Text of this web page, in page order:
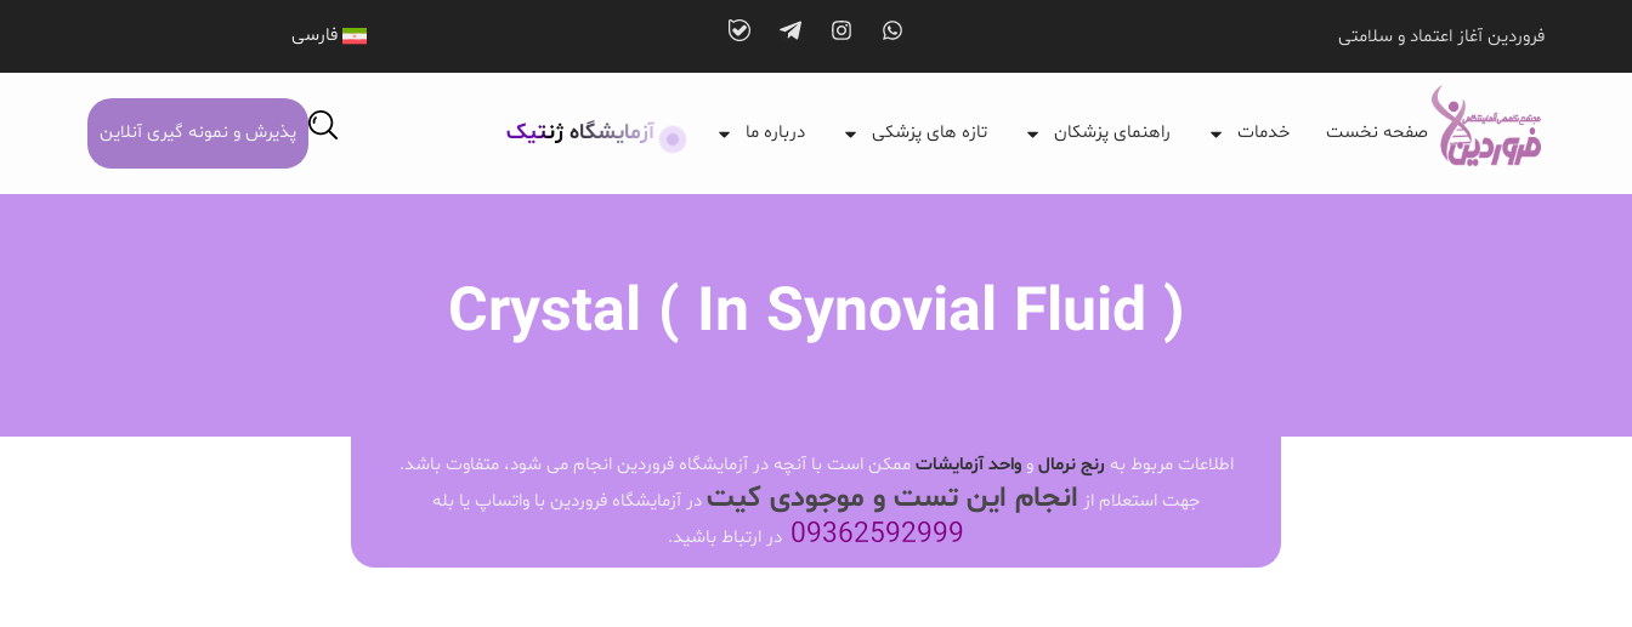
فروردین آغاز اعتماد و سلامتی فارسی
صفحه نخست خدمات راهنمای پزشکان تازه های پزشکی درباره ما آزمایشگاه ژنتیک پذیرش و نمونه گیری آنلاین
Crystal ( In Synovial Fluid )
اطلاعات مربوط به رنج نرمالوواحد آزمایشاتممکن است با آنچه در آزمایشگاه فروردین انجام می شود، متفاوت باشد.
جهت استعلام از انجام این تست و موجودی کیتدر آزمایشگاه فروردین با واتساپ یا بله
09362592999 در ارتباط باشید.